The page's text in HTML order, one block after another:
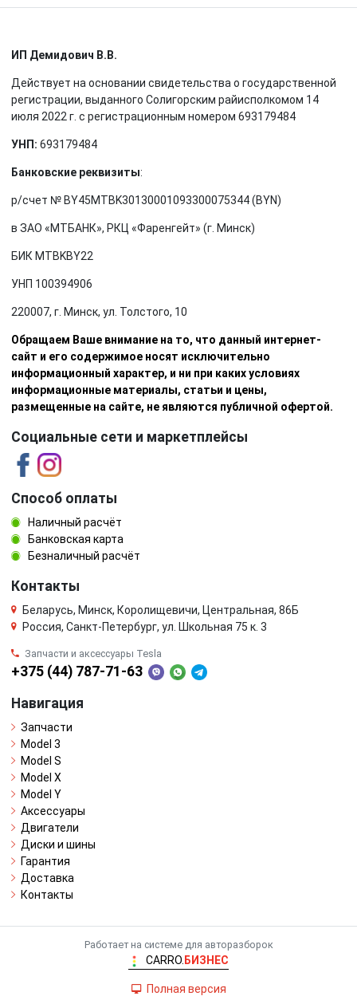
ИП Демидович В.В.
Действует на основании свидетельства о государственной
регистрации, выданного Солигорским райисполкомом 14
июля 2022 г. с регистрационным номером 693179484
УНП: 693179484
Банковские реквизиты:
р/счет № BY45MTBK30130001093300075344 (BYN)
в ЗАО «МТБАНК», РКЦ «Фаренгейт» (г. Минск)
БИК MTBKBY22
УНП 100394906
220007, г. Минск, ул. Толстого, 10
Обращаем Ваше внимание на то, что данный интернет-
сайт и его содержимое носят исключительно
информационный характер, и ни при каких условиях
информационные материалы, статьи и цены,
размещенные на сайте, не являются публичной офертой.
Социальные сети и маркетплейсы
Способ оплаты
Наличный расчёт
Банковская карта
Безналичный расчёт
Контакты
Беларусь, Минск, Королищевичи, Центральная, 86Б
Россия, Санкт-Петербург, ул. Школьная 75 к. 3
Запчасти и аксессуары Tesla
+375 (44) 787-71-63
Навигация
Запчасти
Model 3
Model S
Model X
Model Y
Аксессуары
Двигатели
Диски и шины
Гарантия
Доставка
Контакты
Работает на системе для авторазборок
CARRO. БИЗНЕС
Полная версия